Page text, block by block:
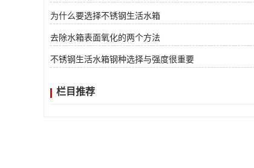
为什么要选择不锈钢生活水箱
去除水箱表面氧化的两个方法
不锈钢生活水箱钢种选择与强度很重要
栏目推荐